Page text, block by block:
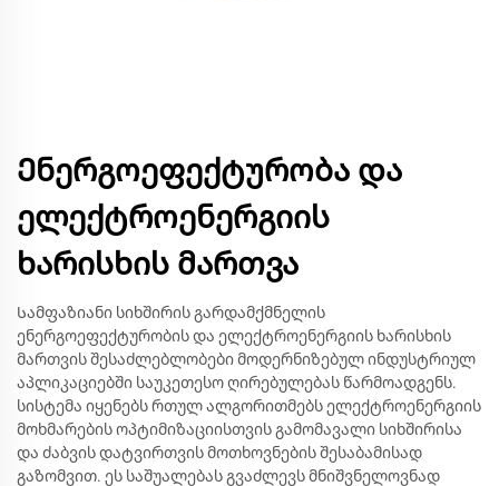
Ენერგოეფექტურობა და
ელექტროენერგიის
ხარისხის მართვა
Სამფაზიანი სიხშირის გარდამქმნელის
ენერგოეფექტურობის და ელექტროენერგიის ხარისხის
მართვის შესაძლებლობები მოდერნიზებულ ინდუსტრიულ
აპლიკაციებში საუკეთესო ღირებულებას წარმოადგენს.
სისტემა იყენებს რთულ ალგორითმებს ელექტროენერგიის
მოხმარების ოპტიმიზაციისთვის გამომავალი სიხშირისა
და ძაბვის დატვირთვის მოთხოვნების შესაბამისად
გაზომვით. ეს საშუალებას გვაძლევს მნიშვნელოვნად